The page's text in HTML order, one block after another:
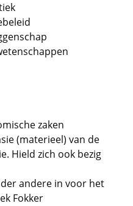
zaken
(materieel) van de
Hield zich ook bezig
andere in voor het
Fokker